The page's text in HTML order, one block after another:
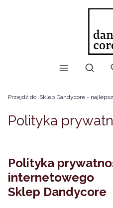
Menu Otwórz
Szukaj
Przejdź do: Sklep Dandycore - najlepsze książki o stylu (i nie
Polityka
Polityka
internetowego
Sklep Dandycore